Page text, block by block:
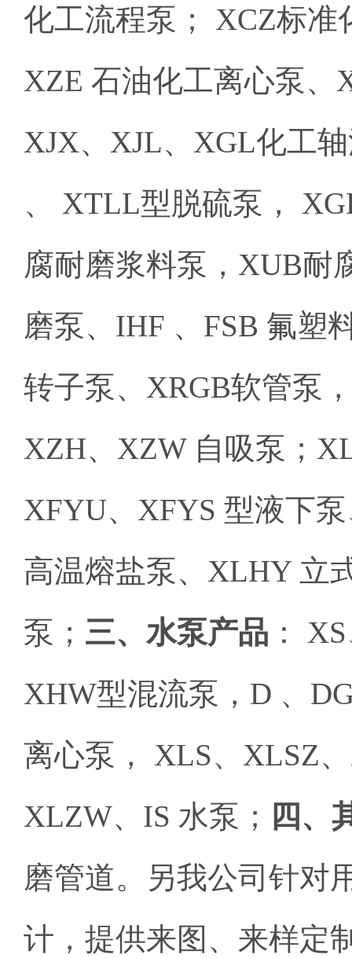
化工流程泵； XCZ标
XZE 石油化工离心泵
XJX、XJL、XGL化工
、 XTLL型脱硫泵，
腐耐磨浆料泵，XUB耐
磨泵、IHF 、FSB 氟塑
转子泵、XRGB软管泵
XZH、XZW 自吸泵；
XFYU、XFYS 型液下
高温熔盐泵、XLHY 立
泵； 三、水泵产品 ：
XHW型混流泵，D 、
离心泵， XLS、XLSZ
XLZW、IS 水泵；
四、
磨管道。另我公司针对
计，提供来图、来样定